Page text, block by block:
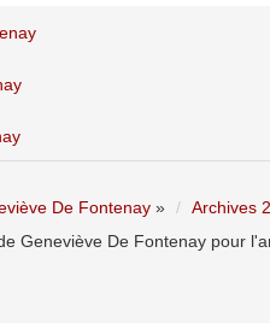
De Fontenay »
Archives
Geneviève De Fontenay pour